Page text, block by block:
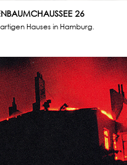
26
Hauses in Hamburg.